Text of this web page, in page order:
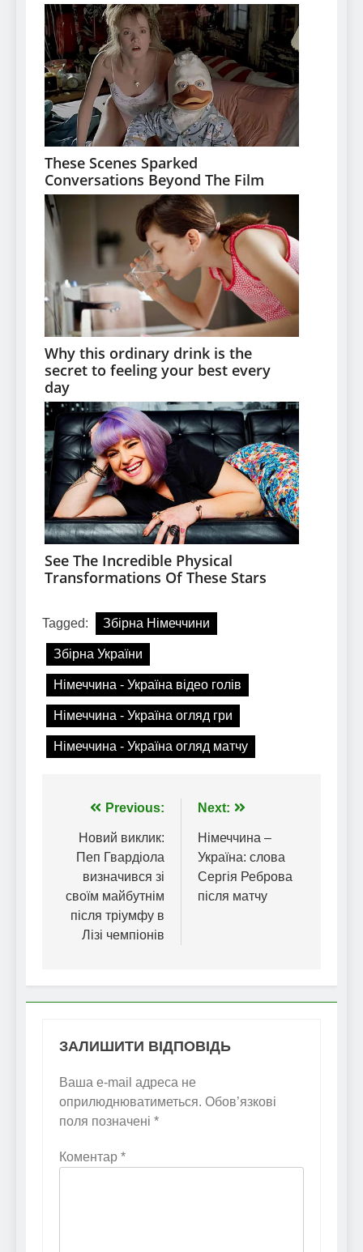
Tagged: Збірна Німеччини
Збірна України
Німеччина - Україна відео голів
Німеччина - Україна огляд гри
Німеччина - Україна огляд матчу
Навігація
записів
Previous:
Новий виклик:
Пеп Гвардіола
визначився зі
своїм майбутнім
після тріумфу в
Лізі чемпіонів
Next:
Німеччина –
Україна: слова
Сергія Реброва
після матчу
ЗАЛИШИТИ ВІДПОВІДЬ
Ваша e-mail адреса не
оприлюднюватиметься. Обов’язкові
поля позначені *
Коментар *